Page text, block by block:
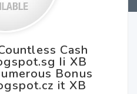
Cash
Ii XB
Bonus
it XB